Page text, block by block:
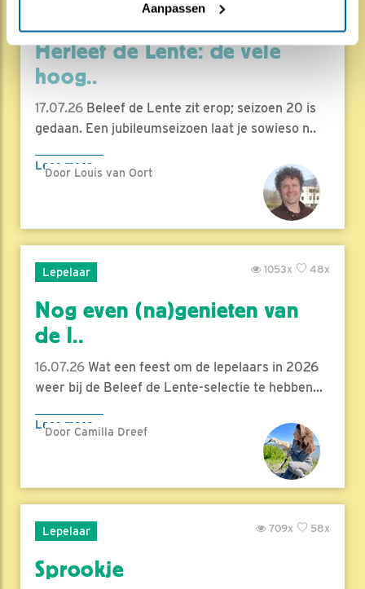
Aanpassen
Herleef de Lente: de vele
hoog..
17.07.26 Beleef de Lente zit erop; seizoen 20 is
gedaan. Een jubileumseizoen laat je sowieso n..
Lees meer
Door Louis van Oort
Lepelaar 48x
1053x
Nog even (na)genieten van
de l..
16.07.26 Wat een feest om de lepelaars in 2026
weer bij de Beleef de Lente-selectie te hebben...
Lees meer
Door Camilla Dreef
Lepelaar 58x
709x
Sprookje